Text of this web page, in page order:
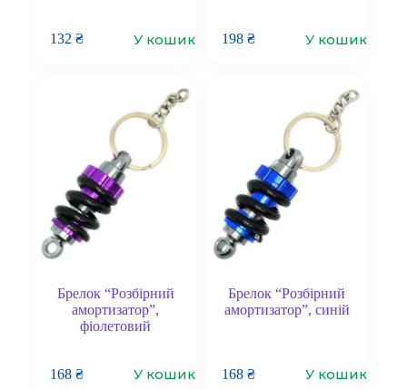
132₴ У кошик 198 ₴ У кошик
Брелок “Розбірний
амортизатор”,
фіолетовий
168₴ У кошик
Брелок “Розбірний
амортизатор”, синій
168 ₴ У кошик